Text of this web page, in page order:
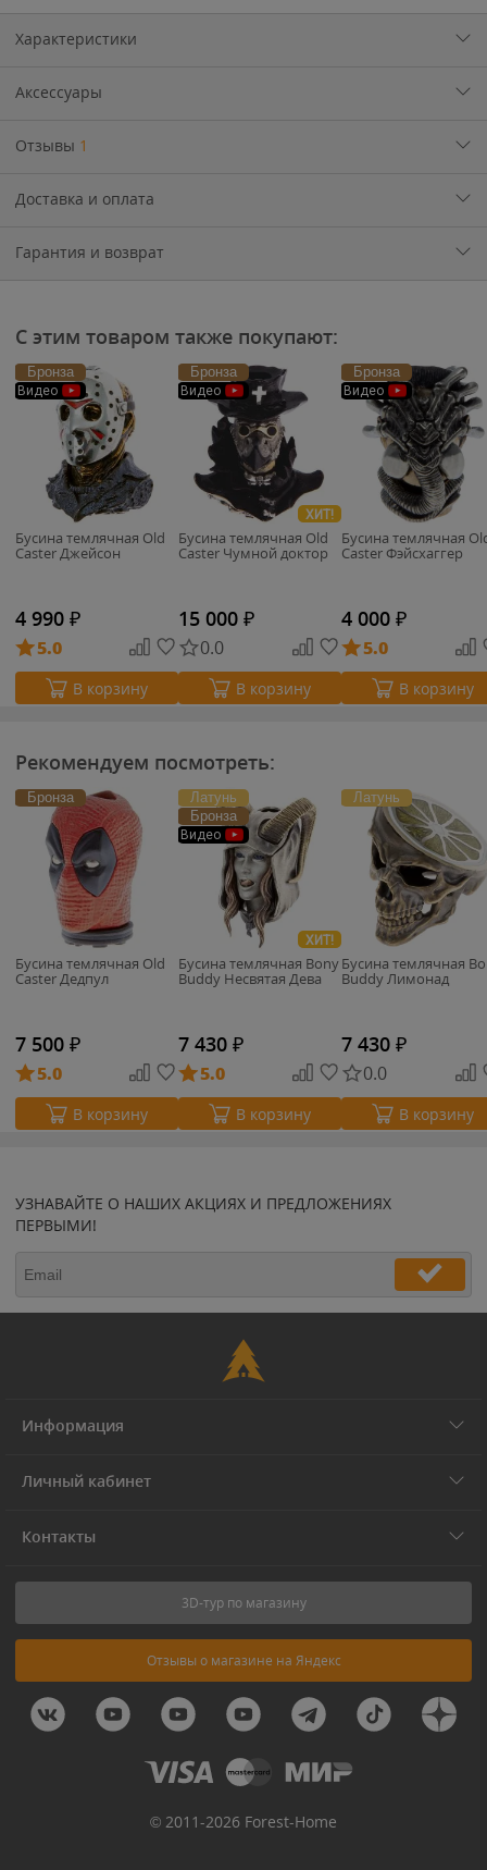
Характеристики
Аксессуары
Отзывы 1
Доставка и оплата
Гарантия и возврат
С этим товаром также покупают:
Бронза
Видео
Бусина темлячная Old
Caster Джейсон
4 990 ₽
5.0
В корзину
Бронза
Видео
ХИТ!
Бусина темлячная Old
Caster Чумной доктор
15 000 ₽
0.0
В корзину
Бронза
Видео
Бусина темлячная
Caster Фэйсхаггер
4 000 ₽
5.0
В корзину
Рекомендуем посмотреть:
Бронза
Бусина темлячная Old
Caster Дедпул
7 500 ₽
5.0
В корзину
Латунь
Бронза
Видео
ХИТ!
Бусина темлячная Bony
Buddy Несвятая Дева
7 430 ₽
5.0
В корзину
Латунь
Бусина темлячная
Buddy Лимонад
7 430 ₽
0.0
В корзину
УЗНАВАЙТЕ О НАШИХ АКЦИЯХ И ПРЕДЛОЖЕНИЯХ
ПЕРВЫМИ!
Информация
Личный кабинет
Контакты
3D-тур по магазину
Отзывы о магазине на Яндекс
© 2011-2026 Forest-Home